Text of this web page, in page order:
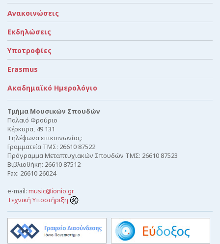
Ανακοινώσεις
Εκδηλώσεις
Υποτροφίες
Erasmus
Ακαδημαϊκό Ημερολόγιο
Τμήμα Μουσικών Σπουδών
Παλαιό Φρούριο
Κέρκυρα, 49 131
Τηλέφωνα επικοινωνίας:
Γραμματεία ΤΜΣ: 26610 87522
Πρόγραμμα Μεταπτυχιακών Σπουδών ΤΜΣ: 26610 87523
Βιβλιοθήκη: 26610 87512
Fax: 26610 26024
e-mail: music@ionio.gr
Τεχνική Υποστήριξη